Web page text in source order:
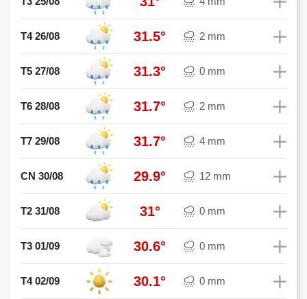
T4 26/08 31.5° 2 mm
T5 27/08 31.3° 0 mm
T6 28/08 31.7° 2 mm
T7 29/08 31.7° 4 mm
CN 30/08 29.9° 12 mm
T2 31/08 31° 0 mm
T3 01/09 30.6° 0 mm
T4 02/09 30.1° 0 mm